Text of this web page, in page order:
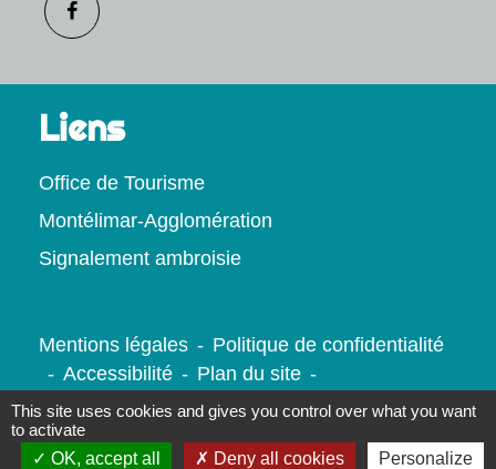
Liens
Office de Tourisme
Montélimar-Agglomération
Signalement ambroisie
Mentions légales - Politique de confidentialité
- Accessibilité - Plan du site -
Gestion des cookies
Site créé en partenariat avec Réseau des Communes
This site uses cookies and gives you control over what you want
to activate
OK, accept all
Deny all cookies Personalize